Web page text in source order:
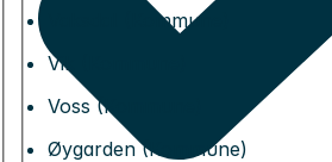
Vaksdal (Kommune)
Vik (Kommune)
Voss (Kommune)
Øygarden (Kommune)